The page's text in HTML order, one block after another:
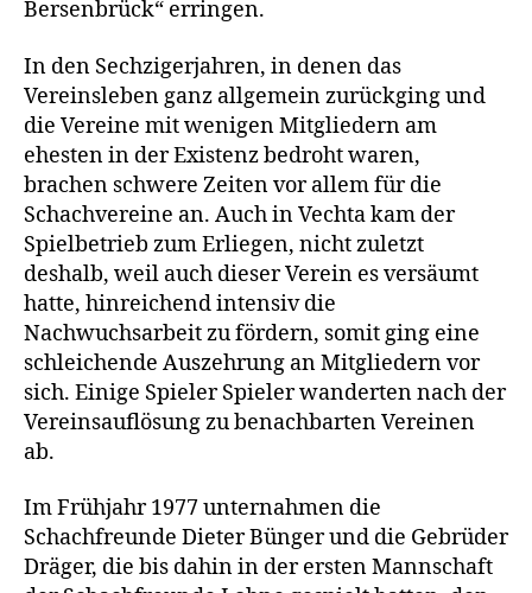
Bersenbrück“ erringen.
In den Sechzigerjahren, in denen das
Vereinsleben ganz allgemein zurückging und
die Vereine mit wenigen Mitgliedern am
ehesten in der Existenz bedroht waren,
brachen schwere Zeiten vor allem für die
Schachvereine an. Auch in Vechta kam der
Spielbetrieb zum Erliegen, nicht zuletzt
deshalb, weil auch dieser Verein es versäumt
hatte, hinreichend intensiv die
Nachwuchsarbeit zu fördern, somit ging eine
schleichende Auszehrung an Mitgliedern vor
sich. Einige Spieler Spieler wanderten nach der
Vereinsauflösung zu benachbarten Vereinen
ab.
Im Frühjahr 1977 unternahmen die
Schachfreunde Dieter Bünger und die Gebrüder
Dräger, die bis dahin in der ersten Mannschaft